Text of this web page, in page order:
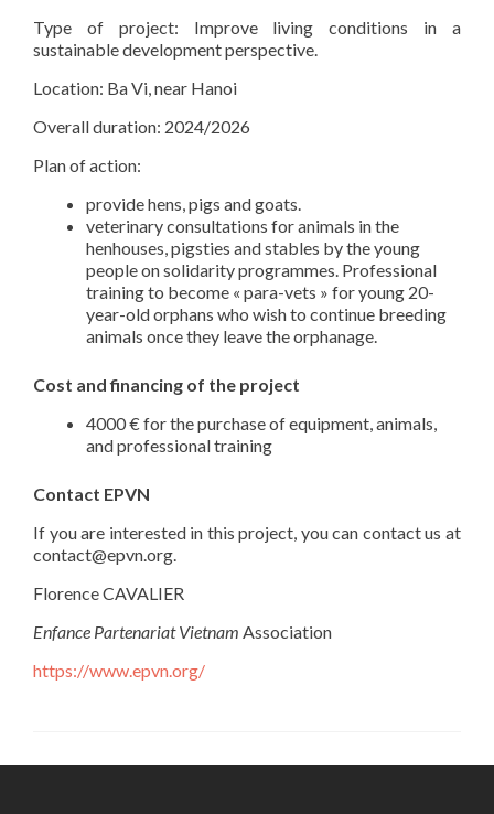
Type of project: Improve living conditions in a
sustainable development perspective.
Location: Ba Vi, near Hanoi
Overall duration: 2024/2026
Plan of action:
provide hens, pigs and goats.
veterinary consultations for animals in the
henhouses, pigsties and stables by the young
people on solidarity programmes. Professional
training to become « para-vets » for young 20-
year-old orphans who wish to continue breeding
animals once they leave the orphanage.
Cost and financing of the project
4000 € for the purchase of equipment, animals,
and professional training
Contact EPVN
If you are interested in this project, you can contact us at
contact@epvn.org.
Florence CAVALIER
Enfance Partenariat Vietnam Association
https://www.epvn.org/